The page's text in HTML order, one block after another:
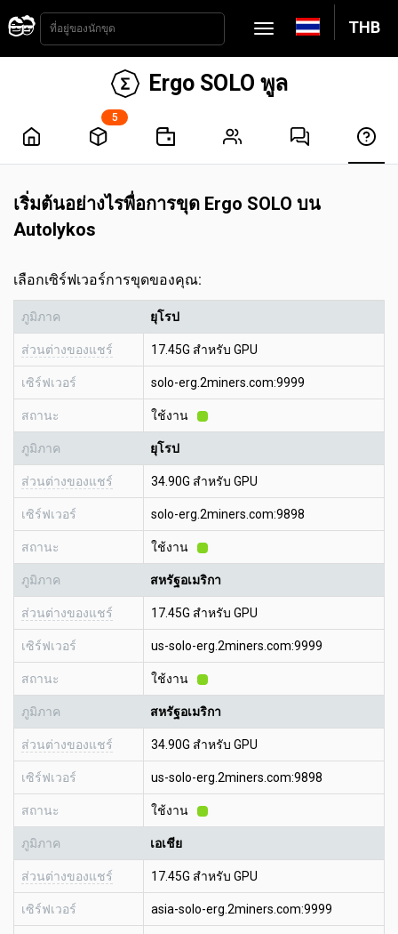
THB
Ergo SOLO พูล
5
เริ่มต้นอย่างไรพื่อการขุด Ergo SOLO บน
Autolykos
เลือกเซิร์ฟเวอร์การขุดของคุณ:
ภูมิภาค ยุโรป
ส่วนต่างของแชร์ 17.45G สำหรับ GPU
เซิร์ฟเวอร์ solo-erg.2miners.com:9999
สถานะ ใช้งาน
ภูมิภาค ยุโรป
ส่วนต่างของแชร์ 34.90G สำหรับ GPU
เซิร์ฟเวอร์ solo-erg.2miners.com:9898
สถานะ ใช้งาน
ภูมิภาค สหรัฐอเมริกา
ส่วนต่างของแชร์ 17.45G สำหรับ GPU
เซิร์ฟเวอร์ us-solo-erg.2miners.com:9999
สถานะ ใช้งาน
ภูมิภาค สหรัฐอเมริกา
ส่วนต่างของแชร์ 34.90G สำหรับ GPU
เซิร์ฟเวอร์ us-solo-erg.2miners.com:9898
สถานะ ใช้งาน
ภูมิภาค เอเชีย
ส่วนต่างของแชร์ 17.45G สำหรับ GPU
เซิร์ฟเวอร์ asia-solo-erg.2miners.com:9999